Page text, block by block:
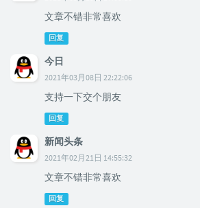
文章不错非常喜欢
回复
今日
2021年03月08日 22:22:06
支持一下交个朋友
回复
新闻头条
2021年02月21日 14:55:32
文章不错非常喜欢
回复